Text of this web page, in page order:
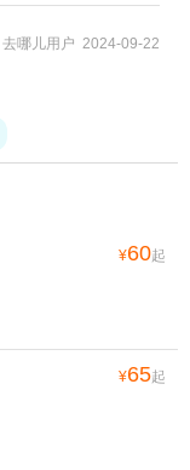
去哪儿用户 2024-09-22
¥60起
¥65起